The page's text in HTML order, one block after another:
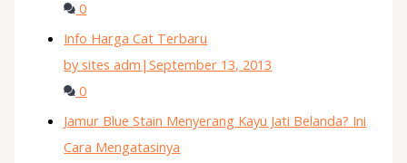
0
Info Harga Cat Terbaru
by sites adm |September 13, 2013
0
Jamur Blue Stain Menyerang Kayu Jati Belanda? Ini
Cara Mengatasinya